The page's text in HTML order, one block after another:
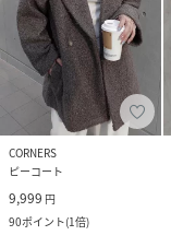
CORNERS
ピーコート
9,999 円
90ポイント(1倍)